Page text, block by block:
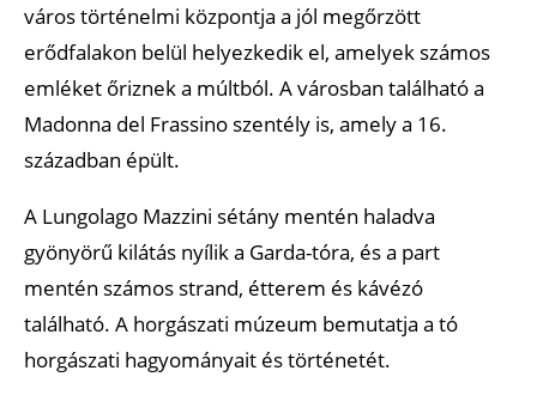
város történelmi központja a jól megőrzött
erődfalakon belül helyezkedik el, amelyek számos
emléket őriznek a múltból. A városban található a
Madonna del Frassino szentély is, amely a 16.
században épült.
A Lungolago Mazzini sétány mentén haladva
gyönyörű kilátás nyílik a Garda-tóra, és a part
mentén számos strand, étterem és kávézó
található. A horgászati múzeum bemutatja a tó
horgászati hagyományait és történetét.